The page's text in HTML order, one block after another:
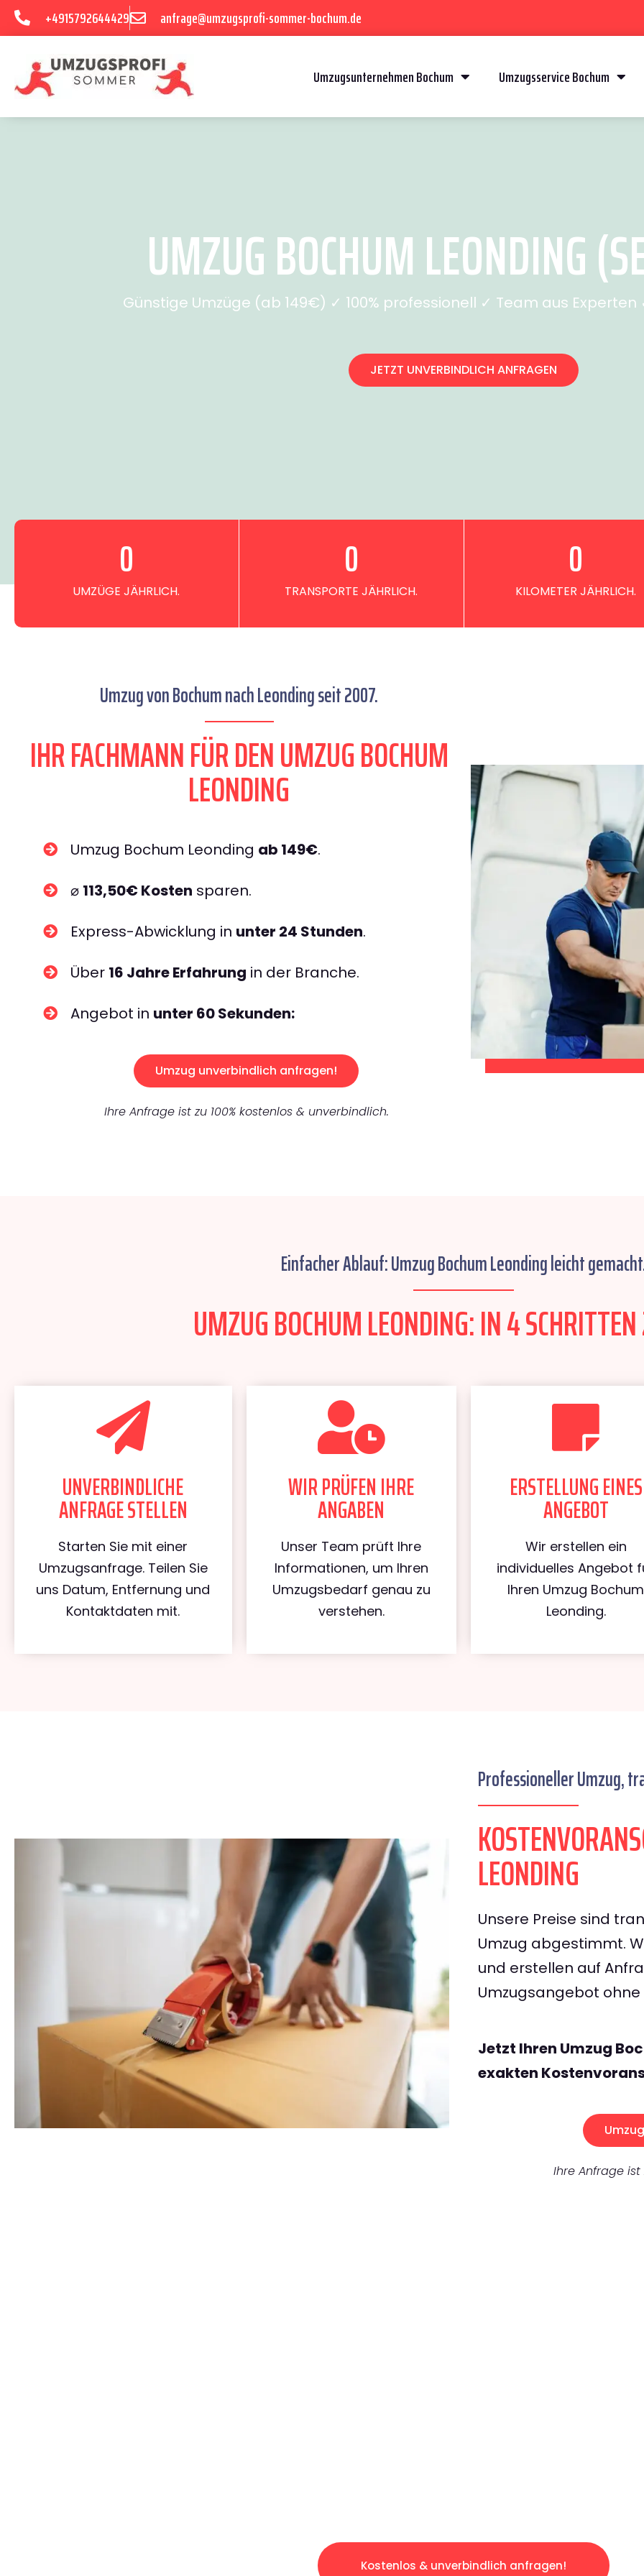
+4915792644429 anfrage@umzugsprofi-sommer-bochum.de
Umzugsunternehmen Bochum Umzugsservice Bochum
UMZUG BOCHUM LEONDING
Günstige Umzüge (ab 149€) ✓ 100% professionell ✓ Team aus
JETZT UNVERBINDLICH ANFRAGEN
UMZÜGE JÄHRLICH.
0
TRANSPORTE JÄHRLICH.
0
KILOMETER JÄHRLICH.
0
Umzug von Bochum nach Leonding seit 2007.
IHR FACHMANN FÜR DEN UMZUG BOCHUM
LEONDING
Umzug Bochum Leonding ab 149€.
⌀ 113,50€ Kosten sparen.
Express-Abwicklung in unter 24 Stunden.
Über 16 Jahre Erfahrung in der Branche.
Angebot in unter 60 Sekunden:
Umzug unverbindlich anfragen!
Ihre Anfrage ist zu 100% kostenlos & unverbindlich.
Einfacher Ablauf: Umzug Bochum Leonding leicht
UMZUG BOCHUM LEONDING: IN 4
UNVERBINDLICHE
ANFRAGE STELLEN
Starten Sie mit einer
Umzugsanfrage. Teilen Sie
uns Datum, Entfernung und
Kontaktdaten mit.
WIR PRÜFEN IHRE
ANGABEN
Unser Team prüft Ihre
Informationen, um Ihren
Umzugsbedarf genau zu
verstehen.
ERSTELLUNG EINES
ANGEBOT
Wir erstellen ein
individuelles Angebot
Ihren Umzug Bochum
Leonding.
Professioneller Umzug,
LEONDING
Unsere Preise sind
Umzug abgestimmt.
und erstellen auf
Umzugsangebot
Jetzt Ihren Umzug
exakten
Ihre Anfrage ist
Kostenlos & unverbindlich anfragen!